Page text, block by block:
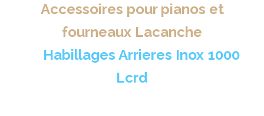
Accessoires pour pianos et
fourneaux Lacanche
Habillages Arrieres Inox 1000
Lcrd